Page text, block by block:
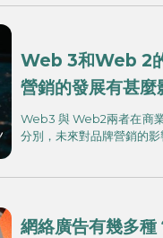
Web 3和Web 2
營銷的發展有甚麼
Web3 與 Web2兩者在商
分別，未來對品牌營銷的影
網絡廣告有幾多